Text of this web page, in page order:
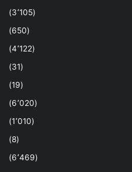
(3٬105)
(650)
(4٬122)
(31)
(19)
(6٬020)
(1٬010)
(8)
(6٬469)